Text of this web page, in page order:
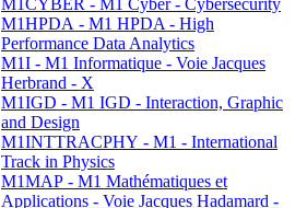
M1CYBER - M1 Cyber - Cybersecurity
M1HPDA - M1 HPDA - High
Performance Data Analytics
M1I - M1 Informatique - Voie Jacques
Herbrand - X
M1IGD - M1 IGD - Interaction, Graphic
and Design
M1INTTRACPHY - M1 - International
Track in Physics
M1MAP - M1 Mathématiques et
Applications - Voie Jacques Hadamard -